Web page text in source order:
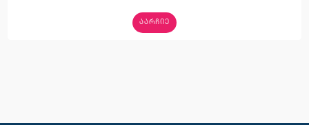
ᲐᲐᲠᲩᲘᲔ